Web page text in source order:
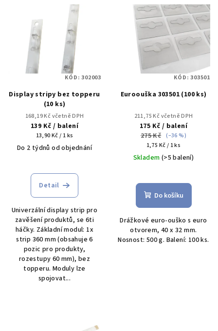
oDisplay stripy bez topperu
(10 ks)
168,19 Kč včetně DPH
139 Kč / balení
Měrná
cena:
13,90 Kč / 1 ks
Do 2 týdnů od objednání
Detail
Univerzální display strip pro
zavěšení produktů, se 6ti
háčky. Základní modul: 1x
strip 360 mm (obsahuje 6
pozic pro produkty,
rozestupy 60 mm), bez
topperu. Moduly lze
spojovat...
KÓD:302003
Euroouška 303501 (100 ks)
211,75 Kč včetně DPH
175 Kč / balení
275 Kč (–36 %)
Měrná
cena:
1,75 Kč / 1 ks
Skladem (>5 balení)
Do košíku
Drážkové euro-ouško s euro
otvorem, 40 x 32 mm.
Nosnost: 500 g. Balení: 100 ks.
KÓD:303501